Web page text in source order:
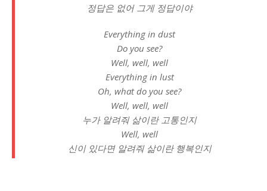
정답은 없어 그게 정답이야
Everything in dust
Do you see?
Well, well, well
Everything in lust
Oh, what do you see?
Well, well, well
누가 알려줘 삶이란 고통인지
Well, well
신이 있다면 알려줘 삶이란 행복인지